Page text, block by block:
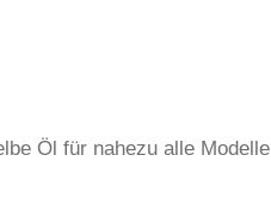
Öl für nahezu alle Modelle